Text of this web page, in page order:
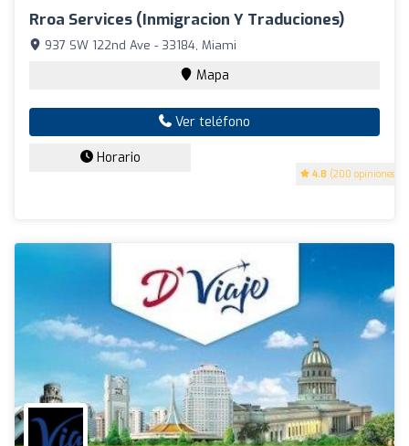
Rroa Services (Inmigracion Y Traduciones)
4.8 (200 opiniones)
937 SW 122nd Ave - 33184, Miami
Mapa
Ver teléfono
Horario